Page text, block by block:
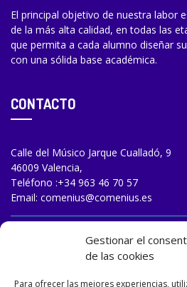
Gestionar el
de las cookies
Para ofrecer las mejores experiencias,
El principal objetivo de nuestra labor
de la más alta calidad, en todas las
que permita a cada alumno diseñar
con una sólida base académica.
CONTACTO
Calle del Músico Jarque Cualladó, 9
46009 Valencia,
Teléfono :+34 963 46 70 57
Email: comenius@comenius.es